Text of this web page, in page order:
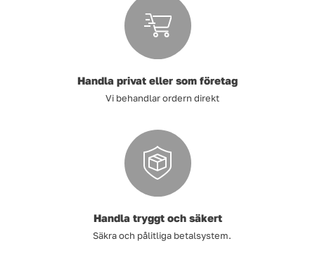
Handla privat eller som företag
Vi behandlar ordern direkt
Handla tryggt och säkert
Säkra och pålitliga betalsystem.